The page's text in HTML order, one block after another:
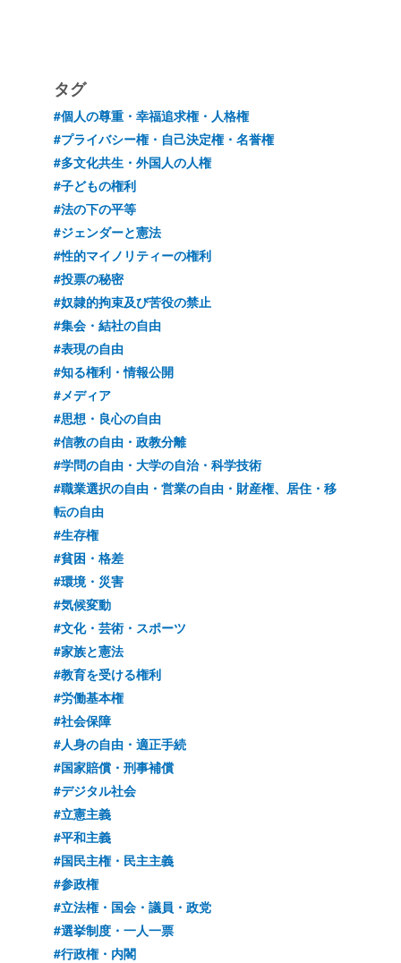
タグ
#個人の尊重・幸福追求権・人格権
#プライバシー権・自己決定権・名誉権
#多文化共生・外国人の人権
#子どもの権利
#法の下の平等
#ジェンダーと憲法
#性的マイノリティーの権利
#投票の秘密
#奴隷的拘束及び苦役の禁止
#集会・結社の自由
#表現の自由
#知る権利・情報公開
#メディア
#思想・良心の自由
#信教の自由・政教分離
#学問の自由・大学の自治・科学技術
#職業選択の自由・営業の自由・財産権、居住・移
転の自由
#生存権
#貧困・格差
#環境・災害
#気候変動
#文化・芸術・スポーツ
#家族と憲法
#教育を受ける権利
#労働基本権
#社会保障
#人身の自由・適正手続
#国家賠償・刑事補償
#デジタル社会
#立憲主義
#平和主義
#国民主権・民主主義
#参政権
#立法権・国会・議員・政党
#選挙制度・一人一票
#行政権・内閣